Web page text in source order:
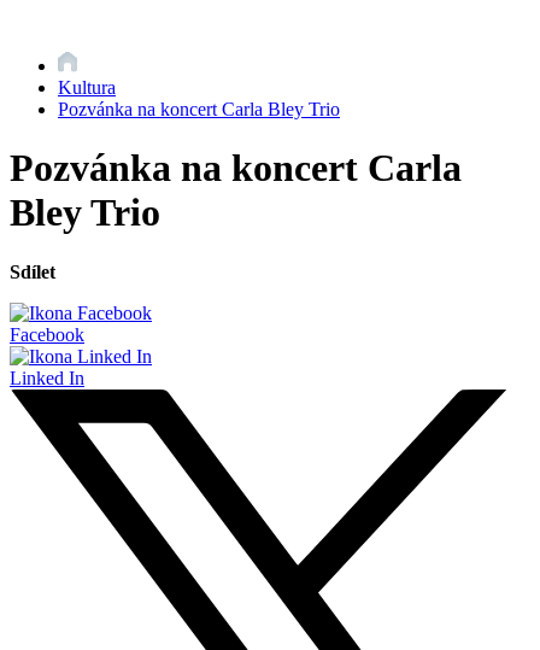
Kultura
Pozvánka na koncert Carla Bley Trio
Pozvánka na koncert Carla
Bley Trio
Sdílet
Facebook
Linked In